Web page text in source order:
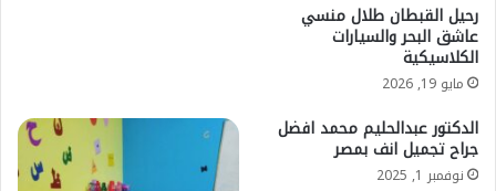
رحيل القبطان طلال منسي
عاشق البحر والسيارات
الكلاسيكية
مايو 19, 2026
الدكتور عبدالحليم محمد افضل
جراح تجميل انف بمصر
نوفمبر 1, 2025